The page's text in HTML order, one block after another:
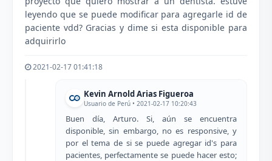
leyendo que se puede modificar para agregarle id de
paciente vdd? Gracias y dime si esta disponible para
adquirirlo
2021-02-17 01:41:18
Kevin Arnold Arias Figueroa
Usuario de Perú • 2021-02-17 10:20:43
Buen día, Arturo. Si, aún se encuentra
disponible, sin embargo, no es responsive, y
por el tema de si se puede agregar id's para
pacientes, perfectamente se puede hacer esto;